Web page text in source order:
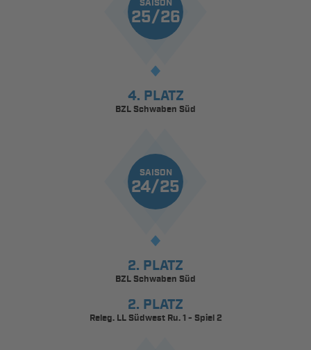
SAISON
25/26
4. PLATZ
BZL Schwaben Süd
SAISON
24/25
2. PLATZ
BZL Schwaben Süd
2. PLATZ
Releg. LL Südwest Ru. 1 - Spiel 2